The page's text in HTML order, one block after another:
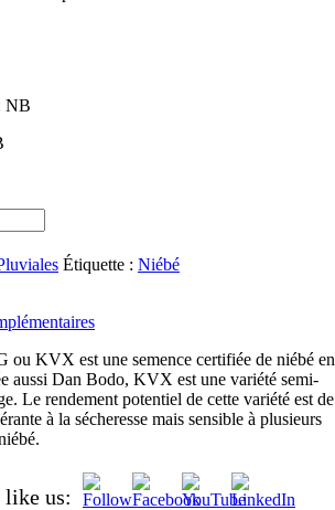
NB
Étiquette : Niébé
KVX est une semence certifiée de niébé en
aussi Dan Bodo, KVX est une variété semi-
Le rendement potentiel de cette variété est de
à la sécheresse mais sensible à plusieurs
like us: